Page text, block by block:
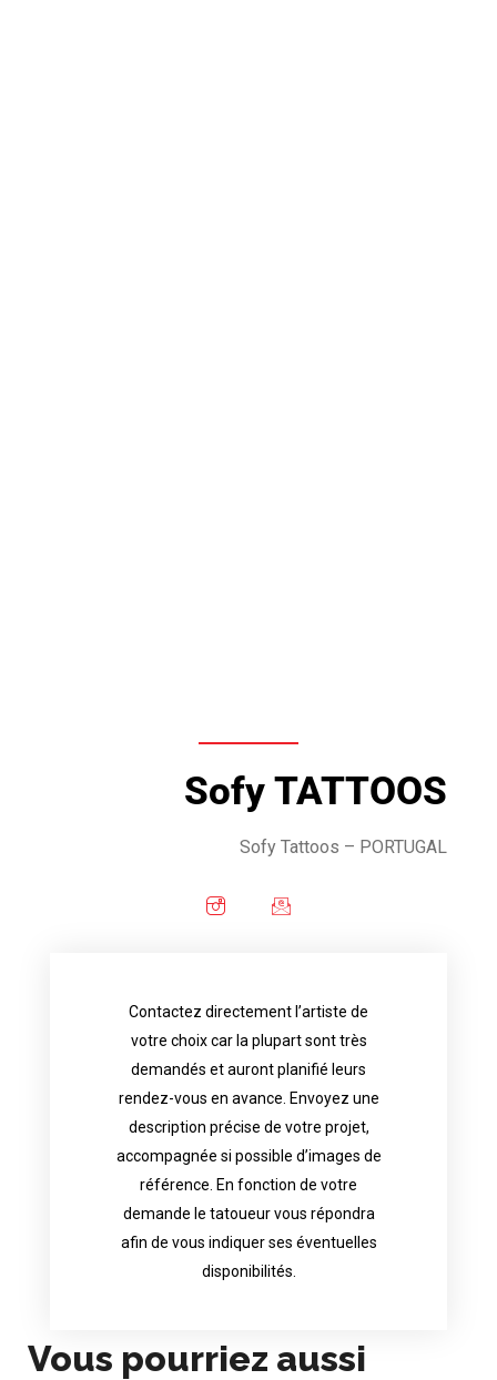
Sofy TATTOOS
Sofy Tattoos – PORTUGAL
Contactez directement l’artiste de
votre choix car la plupart sont très
demandés et auront planifié leurs
rendez-vous en avance. Envoyez une
description précise de votre projet,
accompagnée si possible d’images de
référence. En fonction de votre
demande le tatoueur vous répondra
afin de vous indiquer ses éventuelles
disponibilités.
Contact directly the artist of your
choice because most are in great
appointments in advance. Send an
accurate description of your project, if
possible attached with reference
images. Depending your request, the
tattoo artist will answer to tell you his
Vous pourriez aussi